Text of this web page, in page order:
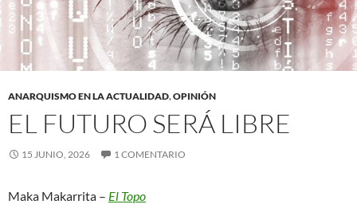
ANARQUISMO EN LA ACTUALIDAD,OPINIÓN
EL FUTURO SERÁ LIBRE
15 JUNIO, 2026 1 COMENTARIO
Maka Makarrita – El Topo